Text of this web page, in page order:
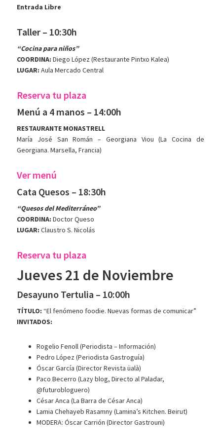
Entrada Libre
Taller – 10:30h
“Cocina para niños”
COORDINA: Diego López (Restaurante Pintxo Kalea)
LUGAR: Aula Mercado Central
Reserva tu plaza
Menú a 4 manos – 14:00h
RESTAURANTE MONASTRELL
María José San Román – Georgiana Viou (La Cocina de
Georgiana. Marsella, Francia)
Ver menú
Cata Quesos – 18:30h
“Quesos del Mediterráneo”
COORDINA: Doctor Queso
LUGAR: Claustro S. Nicolás
Reserva tu plaza
Jueves 21 de Noviembre
Desayuno Tertulia – 10:00h
TÍTULO: “El fenómeno foodie. Nuevas formas de comunicar”
INVITADOS:
Rogelio Fenoll (Periodista – Información)
Pedro López (Periodista Gastroguía)
Óscar García (Director Revista üalà)
Paco Becerro (Lazy blog, Directo al Paladar,
@futurobloguero)
César Anca (La Barra de César Anca)
Lamia Chehayeb Rasamny (Lamina’s Kitchen. Beirut)
MODERA: Óscar Carrión (Director Gastrouni)